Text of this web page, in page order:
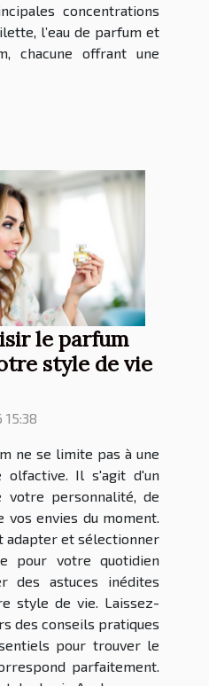
concentrations
l’eau de parfum et
chacune offrant une
le parfum
style de vie
ne se limite pas à une
olfactive. Il s'agit d'un
personnalité, de
vos envies du moment.
adapter et sélectionner
pour votre quotidien
des astuces inédites
style de vie. Laissez-
des conseils pratiques
pour trouver le
parfaitement.